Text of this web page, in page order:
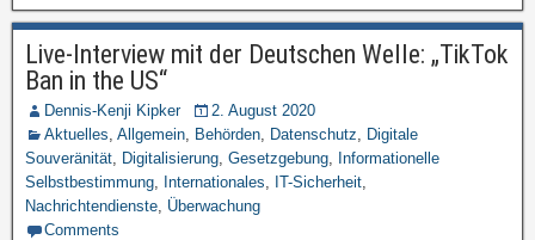
Live-Interview mit der Deutschen Welle: „TikTok
Ban in the US“
Dennis-Kenji Kipker
2. August 2020
Aktuelles, Allgemein, Behörden, Datenschutz, Digitale
Souveränität, Digitalisierung, Gesetzgebung, Informationelle
Selbstbestimmung, Internationales, IT-Sicherheit,
Nachrichtendienste, Überwachung
Comments